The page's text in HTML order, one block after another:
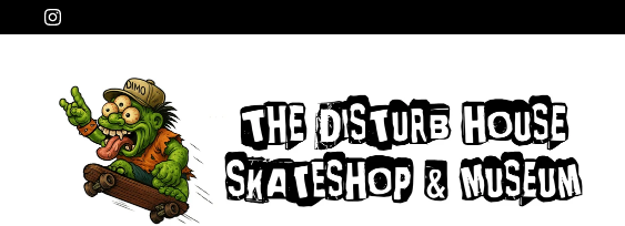
Passer
au